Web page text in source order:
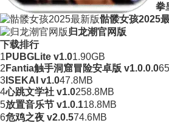
拳
骷髅女孩2025
归龙潮官网版
下载排行
1 PUBGLite v1.01.90GB
2 Fantia触手洞窟冒险安卓版 v1.0.0.0
3 ISEKAI v1.047.8MB
4心跳文学社 v1.0258.8MB
5放置音乐节 v1.0.118.8MB
6危鸡之夜 v2.0.574.6MB